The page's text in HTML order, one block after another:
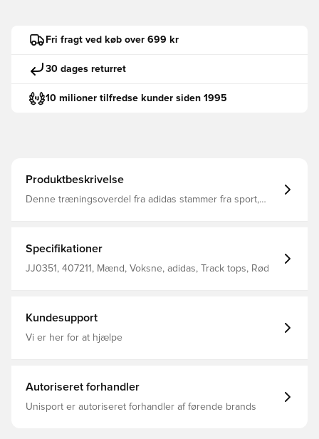
Fri fragt ved køb over 699 kr
30 dages returret
10 milioner tilfredse kunder siden 1995
Produktbeskrivelse
Denne træningsoverdel fra adidas stammer fra sport,
kvindeholdsmærke på brystet skiller sig ud fra de
bordeauxrøde farver på holdets udebanesæt. Løs
pasform Fuld lynlås med opretstående krave 100 %
Specifikationer
JJ0351, 407211, Mænd, Voksne, adidas, Track tops, Rød
Kundesupport
Vi er her for at hjælpe
Autoriseret forhandler
Unisport er autoriseret forhandler af førende brands